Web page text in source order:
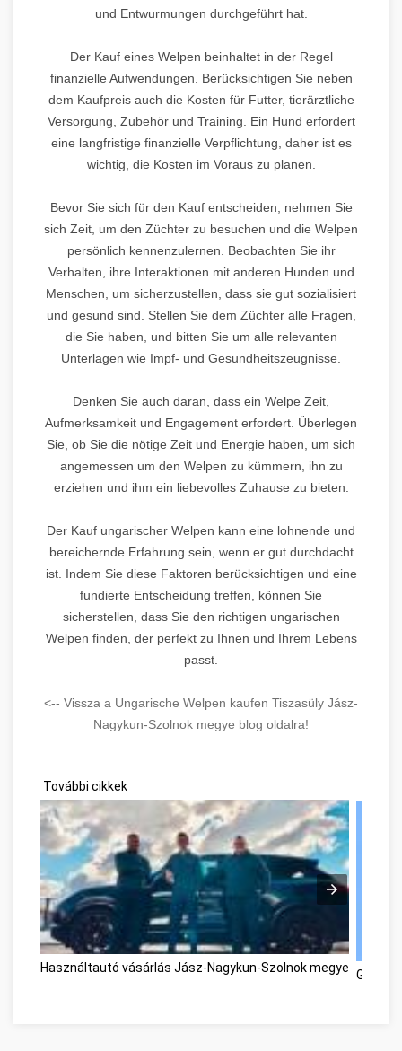
und Entwurmungen durchgeführt hat.
Der Kauf eines Welpen beinhaltet in der Regel
finanzielle Aufwendungen. Berücksichtigen Sie neben
dem Kaufpreis auch die Kosten für Futter, tierärztliche
Versorgung, Zubehör und Training. Ein Hund erfordert
eine langfristige finanzielle Verpflichtung, daher ist es
wichtig, die Kosten im Voraus zu planen.
Bevor Sie sich für den Kauf entscheiden, nehmen Sie
sich Zeit, um den Züchter zu besuchen und die Welpen
persönlich kennenzulernen. Beobachten Sie ihr
Verhalten, ihre Interaktionen mit anderen Hunden und
Menschen, um sicherzustellen, dass sie gut sozialisiert
und gesund sind. Stellen Sie dem Züchter alle Fragen,
die Sie haben, und bitten Sie um alle relevanten
Unterlagen wie Impf- und Gesundheitszeugnisse.
Denken Sie auch daran, dass ein Welpe Zeit,
Aufmerksamkeit und Engagement erfordert. Überlegen
Sie, ob Sie die nötige Zeit und Energie haben, um sich
angemessen um den Welpen zu kümmern, ihn zu
erziehen und ihm ein liebevolles Zuhause zu bieten.
Der Kauf ungarischer Welpen kann eine lohnende und
bereichernde Erfahrung sein, wenn er gut durchdacht
ist. Indem Sie diese Faktoren berücksichtigen und eine
fundierte Entscheidung treffen, können Sie
sicherstellen, dass Sie den richtigen ungarischen
Welpen finden, der perfekt zu Ihnen und Ihrem Lebens
passt.
<-- Vissza a Ungarische Welpen kaufen Tiszasüly Jász-
Nagykun-Szolnok megye blog oldalra!
További cikkek
Használtautó vásárlás Jász-Nagykun-Szolnok megye Great